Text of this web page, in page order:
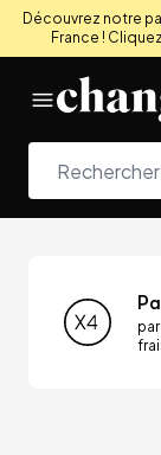
Découvrez notre
France !